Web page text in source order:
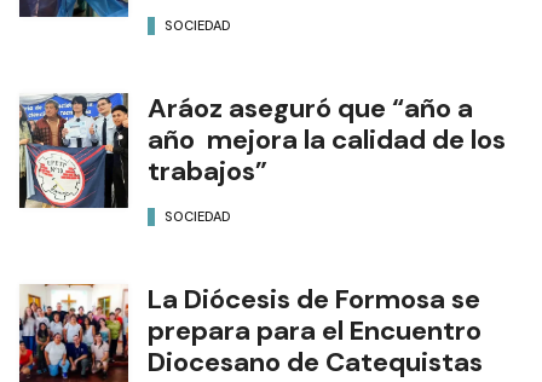
SOCIEDAD
Aráoz aseguró que “año a
año mejora la calidad de los
trabajos”
SOCIEDAD
La Diócesis de Formosa se
prepara para el Encuentro
Diocesano de Catequistas